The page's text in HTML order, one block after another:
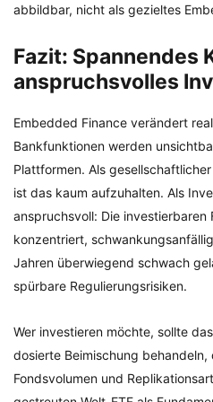
abbildbar, nicht als gezieltes
Fazit: Spannendes
anspruchsvolles
Embedded Finance verändert
Bankfunktionen werden
Plattformen. Als
ist das kaum aufzuhalten. Als
anspruchsvoll: Die investierbaren
konzentriert,
Jahren überwiegend schwach
spürbare Regulierungsrisiken.
Wer investieren möchte, sollte
dosierte Beimischung
Fondsvolumen und